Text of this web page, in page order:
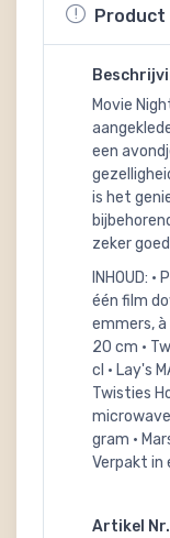
Product
Movie
een
is het
zeker
INHOUD:
één film
emmers, à
20 cm •
cl • Lay's
Twisties
microwave
gram •
Verpakt in
Artikel Nr.